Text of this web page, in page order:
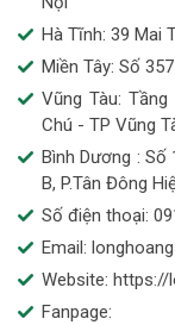
Hà Tĩnh: 39 Mai
Miền Tây: Số
Vũng Tàu:
Chú - TP Vũng
Bình Dương :
B, P.Tân Đông
Số điện thoại:
Email:
Website:
Fanpage: